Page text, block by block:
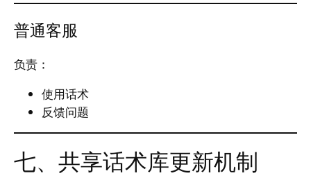
普通客服
负责：
使用话术
反馈问题
七、共享话术库更新机制